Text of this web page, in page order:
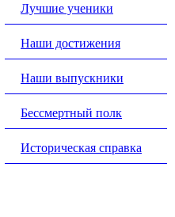
Лучшие ученики
Наши достижения
Наши выпускники
Бессмертный полк
Историческая справка